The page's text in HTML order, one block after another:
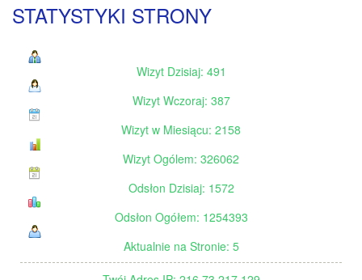
STATYSTYKI STRONY
Wizyt Dzisiaj: 491
Wizyt Wczoraj: 387
Wizyt w Miesiącu: 2158
Wizyt Ogólem: 326062
Odsłon Dzisiaj: 1572
Odsłon Ogółem: 1254393
Aktualnie na Stronie: 5